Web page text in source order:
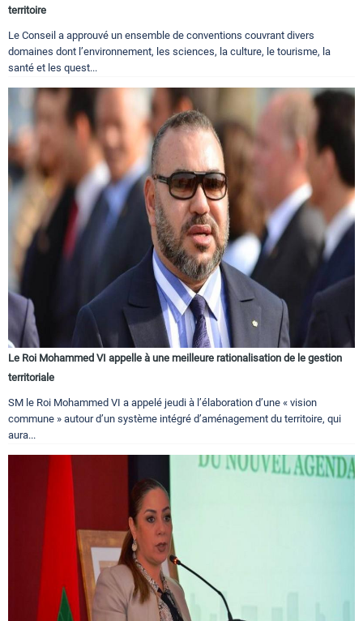
territoire
Le Conseil a approuvé un ensemble de conventions couvrant divers
domaines dont l’environnement, les sciences, la culture, le tourisme, la
santé et les quest...
Le Roi Mohammed VI appelle à une meilleure rationalisation de le gestion
territoriale
SM le Roi Mohammed VI a appelé jeudi à l’élaboration d’une « vision
commune » autour d’un système intégré d’aménagement du territoire, qui
aura...